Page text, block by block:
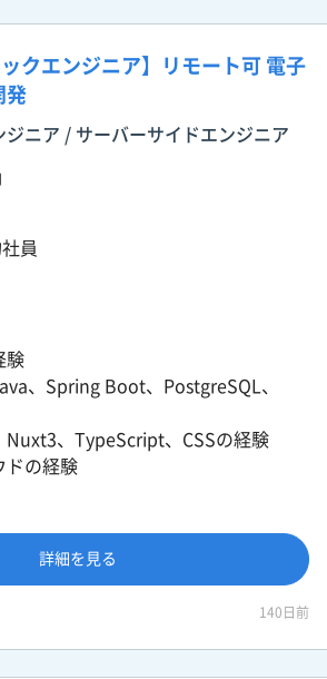
クエンジニア】リモート可 電子
発
ジニア / サーバーサイドエンジニア
員
験
、Spring Boot、PostgreSQL、
Nuxt3、TypeScript、CSSの経験
ドの経験
詳細を見る
140日前